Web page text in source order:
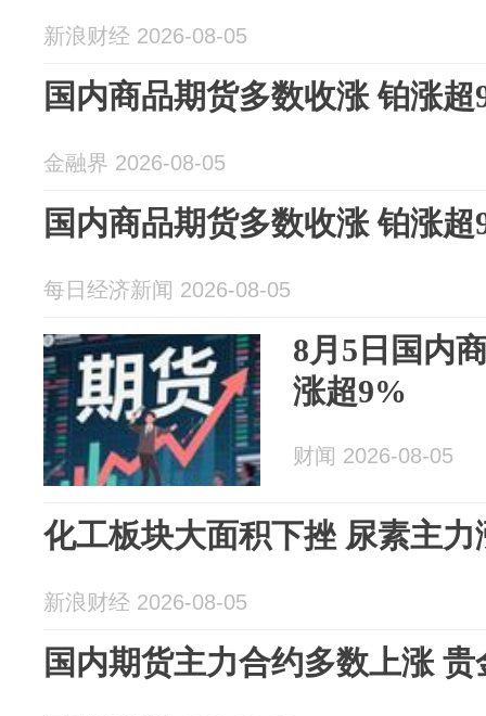
新浪财经 2026-08-05
国内商品期货多数收涨 铂涨超
金融界 2026-08-05
国内商品期货多数收涨 铂涨超
每日经济新闻 2026-08-05
8月5日国内
涨超9%
财闻 2026-08-05
化工板块大面积下挫 尿素主力
新浪财经 2026-08-05
国内期货主力合约多数上涨